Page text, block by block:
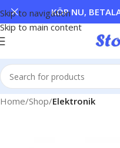
Skip to navigation
Skip to main content
KÖP NU,
Home Shop Elektronik